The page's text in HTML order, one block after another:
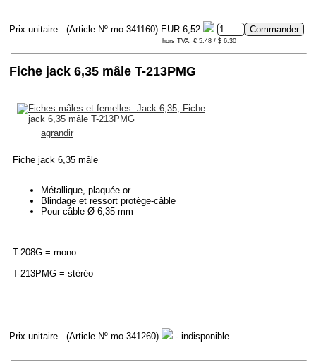
Prix unitaire (Article Nº mo-341160) EUR 6,52
hors TVA: € 5.48 / $ 6.30
Fiche jack 6,35 mâle T-213PMG
agrandir
Fiche jack 6,35 mâle
Métallique, plaquée or
Blindage et ressort protège-câble
Pour câble Ø 6,35 mm
T-208G = mono
T-213PMG = stéréo
Prix unitaire (Article Nº mo-341260) - indisponible